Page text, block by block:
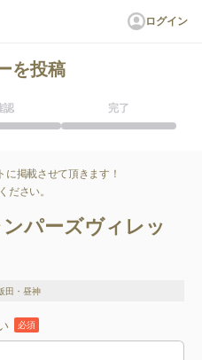
ログイン
を投稿
認 完了
に掲載させて頂きます！
ださい。
パーズヴィレッ
田・昼神
必須